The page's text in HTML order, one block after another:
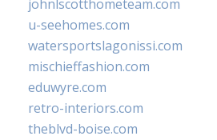
johnlscotthometeam.com
u-seehomes.com
watersportslagonissi.com
mischieffashion.com
eduwyre.com
retro-interiors.com
theblvd-boise.com